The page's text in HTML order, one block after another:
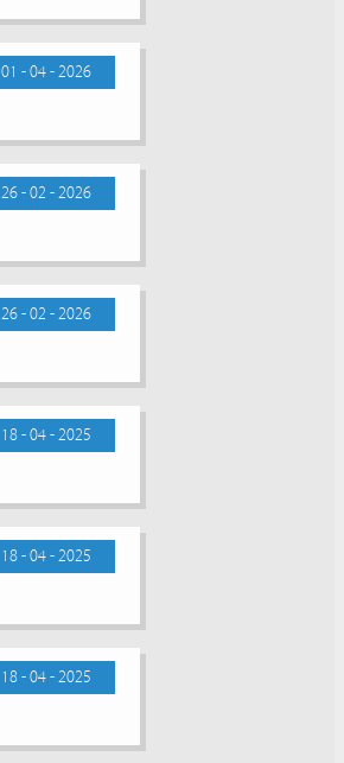
01 - 04 - 2026
26 - 02 - 2026
26 - 02 - 2026
18 - 04 - 2025
18 - 04 - 2025
18 - 04 - 2025